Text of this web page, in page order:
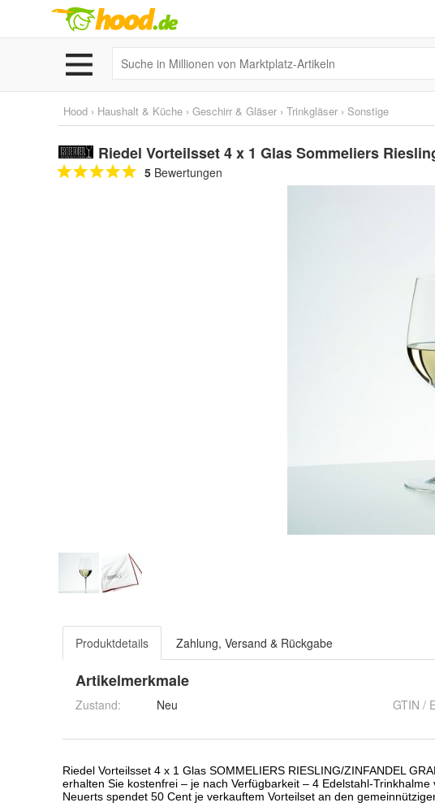
Hood › Haushalt & Küche › Geschirr & Gläser › Trinkgläser › Sonstige
Riedel Vorteilsset 4 x 1 Glas Sommeliers
5 Bewertungen
Produktdetails Zahlung, Versand & Rückgabe
Artikelmerkmale
Zustand: Neu GTIN /